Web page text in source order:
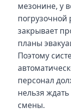
мезонине, у
закрывает
планы
Поэтому
персонал
нельзя
смены.